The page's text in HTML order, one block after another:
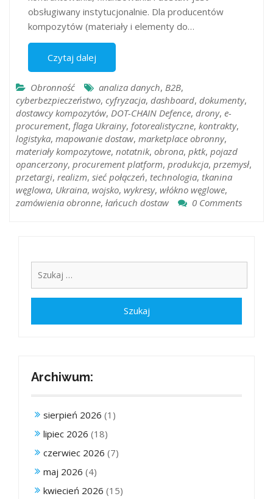
obsługiwany instytucjonalnie. Dla producentów
kompozytów (materiały i elementy do…
Czytaj dalej
Obronność analiza danych, B2B,
cyberbezpieczeństwo, cyfryzacja, dashboard, dokumenty,
dostawcy kompozytów, DOT-CHAIN Defence, drony, e-
procurement, flaga Ukrainy, fotorealistyczne, kontrakty,
logistyka, mapowanie dostaw, marketplace obronny,
materiały kompozytowe, notatnik, obrona, pktk, pojazd
opancerzony, procurement platform, produkcja, przemysł,
przetargi, realizm, sieć połączeń, technologia, tkanina
węglowa, Ukraina, wojsko, wykresy, włókno węglowe,
zamówienia obronne, łańcuch dostaw 0 Comments
Archiwum:
sierpień 2026 (1)
lipiec 2026 (18)
czerwiec 2026 (7)
maj 2026 (4)
kwiecień 2026 (15)